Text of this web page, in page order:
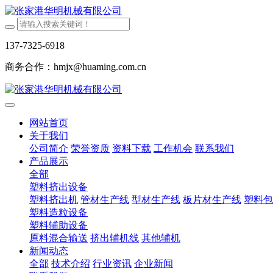
137-7325-6918
商务合作：hmjx@huaming.com.cn
网站首页
关于我们
公司简介 荣誉资质 资料下载 工作机会 联系我们
产品展示
全部
塑料挤出设备
塑料挤出机 管材生产线 型材生产线 板片材生产线 塑料
塑料造粒设备
塑料辅助设备
原料混合输送 挤出辅机线 其他辅机
新闻动态
全部 技术介绍 行业资讯 企业新闻